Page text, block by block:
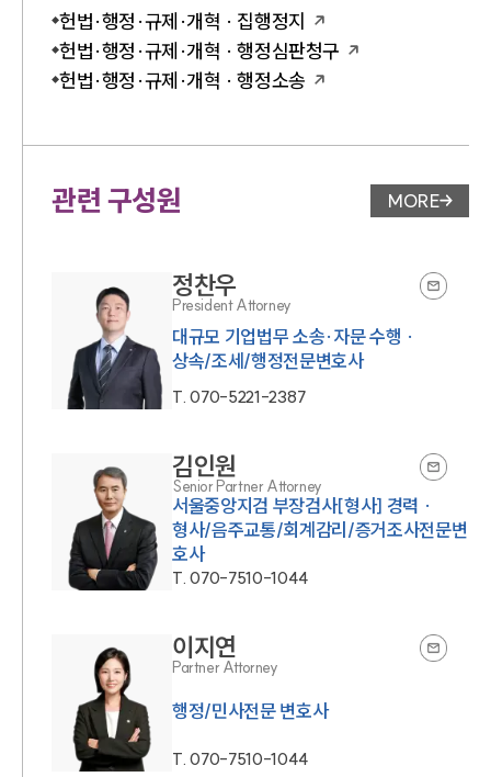
헌법·행정·규제·개혁 · 집행정지
헌법·행정·규제·개혁 · 행정심판청구
헌법·행정·규제·개혁 · 행정소송
관련 구성원 변호사 페
MORE
정찬우
President Attorney
대규모 기업법무 소송·자문 수행 ·
상속/조세/행정전문변호사
T.070-5221-2387
김인원
Senior Partner Attorney
서울중앙지검 부장검사[형사] 경력 ·
형사/음주교통/회계감리/증거조사전문변
호사
T.070-7510-1044
이지연
Partner Attorney
행정/민사전문 변호사
T.070-7510-1044